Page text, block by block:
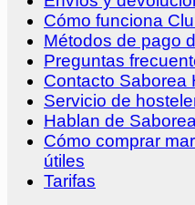
Cómo funciona
Métodos de pago
Preguntas
Contacto Saborea
Servicio de
Hablan de
Cómo comprar
útiles
Tarifas